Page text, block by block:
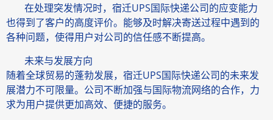
在处理突发情况时，宿迁UPS国际快递公司的应变能力
也得到了客户的高度评价。能够及时解决寄送过程中遇到的
各种问题，使得用户对公司的信任感不断提高。
未来与发展方向
随着全球贸易的蓬勃发展，宿迁UPS国际快递公司的未来发
展潜力不可限量。公司不断加强与国际物流网络的合作，力
求为用户提供更加高效、便捷的服务。